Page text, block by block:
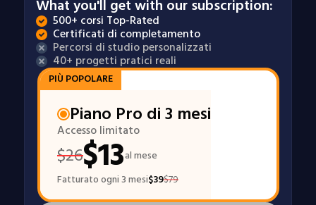
What you'll get with our subscription:
500+ corsi Top-Rated
Certificati di completamento
Percorsi di studio personalizzati
40+ progetti pratici reali
PIÙ POPOLARE
Piano Pro di 3 mesi
Accesso limitato
$26$13al mese
Fatturato ogni 3 mesi$39$79